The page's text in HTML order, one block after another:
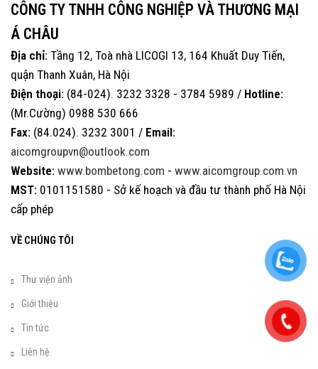
CÔNG TY TNHH CÔNG NGHIỆP VÀ THƯƠNG MẠI
Á CHÂU
Địa chỉ: Tầng 12, Toà nhà LICOGI 13, 164 Khuất Duy Tiến,
quận Thanh Xuân, Hà Nội
Điện thoại: (84-024). 3232 3328 - 3784 5989 / Hotline:
(Mr.Cường) 0988 530 666
Fax: (84.024). 3232 3001 / Email:
aicomgroupvn@outlook.com
Website: www.bombetong.com - www.aicomgroup.com.vn
MST: 0101151580 - Sở kế hoạch và đầu tư thành phố Hà Nội
cấp phép
VỀ CHÚNG TÔI
Thư viện ảnh
Giới thiệu
Tin tức
Liên hệ